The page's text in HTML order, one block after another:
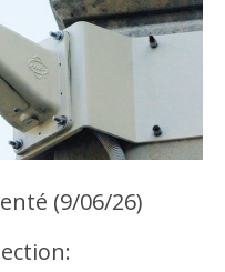
(9/06/26)